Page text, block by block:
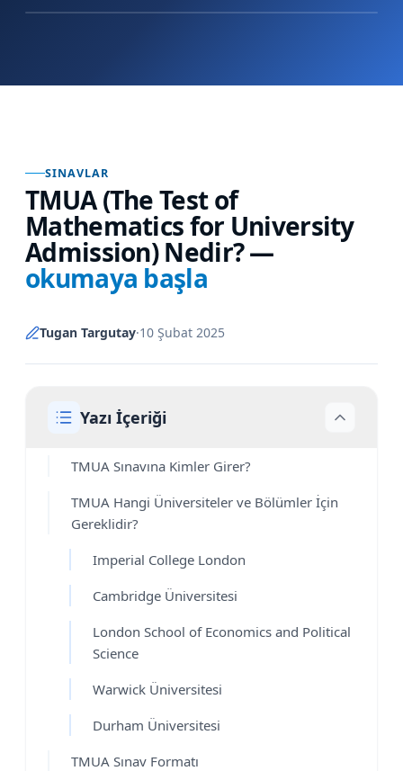
SINAVLAR
TMUA (The Test of
Mathematics for University
Admission) Nedir?—
okumaya başla
Tugan Targutay·10 Şubat 2025
Yazı İçeriği
TMUA Sınavına Kimler Girer?
TMUA Hangi Üniversiteler ve Bölümler İçin
Gereklidir?
Imperial College London
Cambridge Üniversitesi
London School of Economics and Political
Science
Warwick Üniversitesi
Durham Üniversitesi
TMUA Sınav Formatı